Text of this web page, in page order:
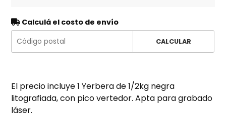
Calculá el costo de envío
CALCULAR
El precio incluye 1 Yerbera de 1/2kg negra
litografiada, con pico vertedor. Apta para grabado
láser.